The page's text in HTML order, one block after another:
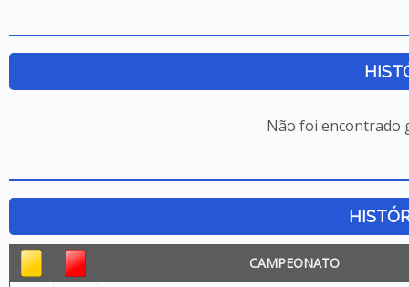
Não foi encontrado
CAMPEONATO